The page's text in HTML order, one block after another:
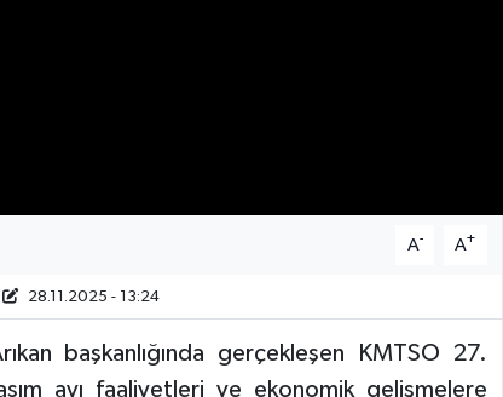
A- A+
28.11.2025 - 13:24
başkanlığında gerçekleşen KMTSO 27.
ayı faaliyetleri ve ekonomik gelişmelere